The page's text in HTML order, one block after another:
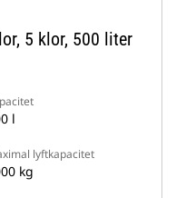
5 klor, 500 liter
l
lyftkapacitet
kg